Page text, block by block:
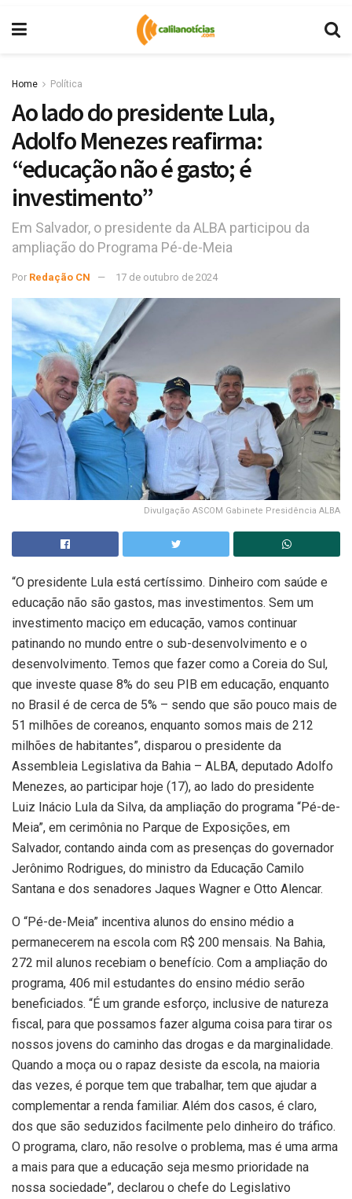
Home Política
Ao lado do presidente Lula,
Adolfo Menezes reafirma:
“educação não é gasto; é
investimento”
Em Salvador, o presidente da ALBA participou da
ampliação do Programa Pé-de-Meia
Por Redação CN 17 de outubro de 2024
Divulgação ASCOM Gabinete Presidência ALBA
“O presidente Lula está certíssimo. Dinheiro com saúde e
educação não são gastos, mas investimentos. Sem um
investimento maciço em educação, vamos continuar
patinando no mundo entre o sub-desenvolvimento e o
desenvolvimento. Temos que fazer como a Coreia do Sul,
que investe quase 8% do seu PIB em educação, enquanto
no Brasil é de cerca de 5% – sendo que são pouco mais de
51 milhões de coreanos, enquanto somos mais de 212
milhões de habitantes”, disparou o presidente da
Assembleia Legislativa da Bahia – ALBA, deputado Adolfo
Menezes, ao participar hoje (17), ao lado do presidente
Luiz Inácio Lula da Silva, da ampliação do programa “Pé-de-
Meia”, em cerimônia no Parque de Exposições, em
Salvador, contando ainda com as presenças do governador
Jerônimo Rodrigues, do ministro da Educação Camilo
Santana e dos senadores Jaques Wagner e Otto Alencar.
O “Pé-de-Meia” incentiva alunos do ensino médio a
permanecerem na escola com R$ 200 mensais. Na Bahia,
272 mil alunos recebiam o benefício. Com a ampliação do
programa, 406 mil estudantes do ensino médio serão
beneficiados. “É um grande esforço, inclusive de natureza
fiscal, para que possamos fazer alguma coisa para tirar os
nossos jovens do caminho das drogas e da marginalidade.
Quando a moça ou o rapaz desiste da escola, na maioria
das vezes, é porque tem que trabalhar, tem que ajudar a
complementar a renda familiar. Além dos casos, é claro,
dos que são seduzidos facilmente pelo dinheiro do tráfico.
O programa, claro, não resolve o problema, mas é uma arma
a mais para que a educação seja mesmo prioridade na
nossa sociedade”, declarou o chefe do Legislativo